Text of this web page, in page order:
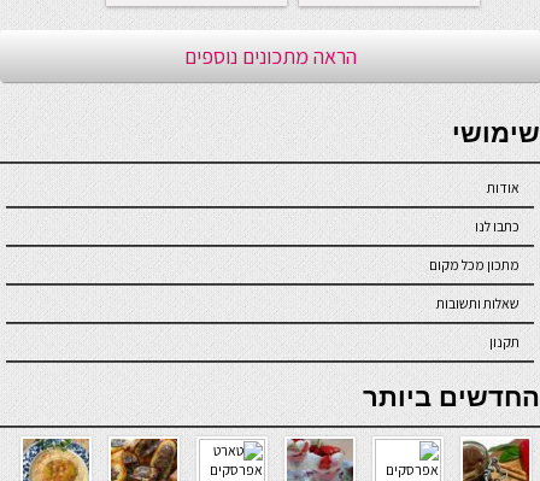
הראה מתכונים נוספים
seriöse online casinos österreich
שימושי
אודות
כתבו לנו
מתכון מכל מקום
שאלות ותשובות
תקנון
online casino
החדשים ביותר